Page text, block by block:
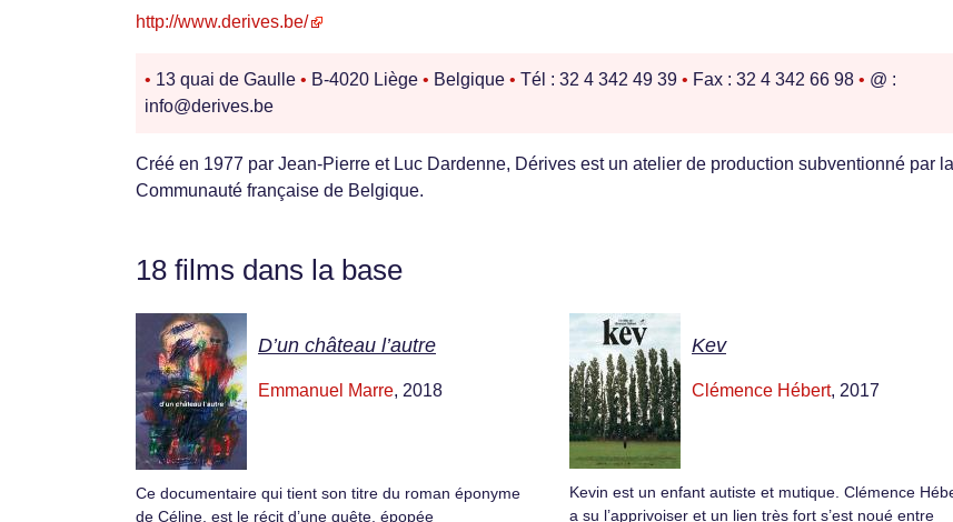
http://www.derives.be/
• 13 quai de Gaulle • B-4020 Liège • Belgique • Tél : 32 4 342 49 39 • Fax : 32 4 342 66 98 • @ :
info@derives.be
Créé en 1977 par Jean-Pierre et Luc Dardenne, Dérives est un atelier de production subventionné par la
Communauté française de Belgique.
18 films dans la base
D’un château l’autre
Emmanuel Marre, 2018
Ce documentaire qui tient son titre du roman éponyme
de Céline, est le récit d’une quête, épopée
Kev
Clémence Hébert, 2017
Kevin est un enfant autiste et mutique. Clémence
a su l’apprivoiser et un lien très fort s’est noué entre